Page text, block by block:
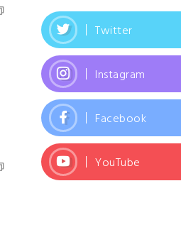
Twitter
Instagram
Facebook
YouTube